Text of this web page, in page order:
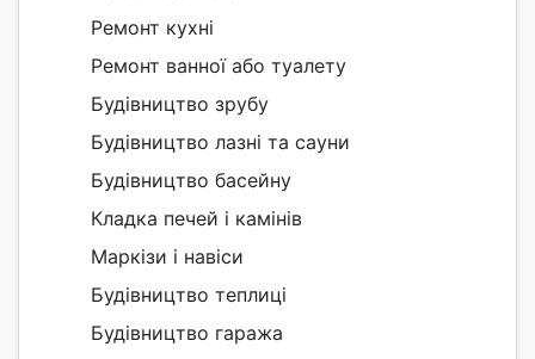
Ремонт кухні
Ремонт ванної або туалету
Будівництво зрубу
Будівництво лазні та сауни
Будівництво басейну
Кладка печей і камінів
Маркізи і навіси
Будівництво теплиці
Будівництво гаража